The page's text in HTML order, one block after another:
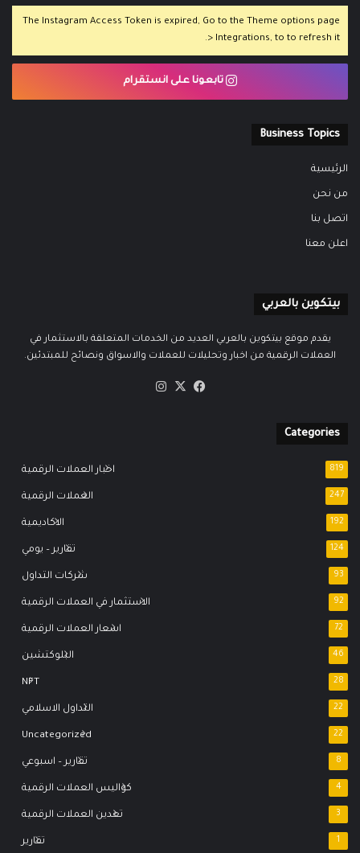
The Instagram Access Token is expired, Go to the Theme options page
> Integrations, to to refresh it.
تابعونا على انستقرام
Business Topics
الرئيسية
من نحن
اتصل بنا
اعلن معنا
بيتكوين بالعربي
يقدم موقع بيتكوين بالعربي العديد من الخدمات المتعلقة بالاستثمار في
العملات الرقمية من اخبار وتحليلات للعملات والاسواق ونصائح للمبتدئين.
فيسبوك
‫X
Categories
اخبار العملات الرقمية 819
العملات الرقمية 247
الاكاديمية 192
تقارير – يومي 124
شركات التداول 93
الاستثمار في العملات الرقمية 92
اسعار العملات الرقمية 72
البلوكتشين 46
NFT 28
التداول الاسلامي 22
Uncategorized 22
تقارير – اسبوعي 8
كواليس العملات الرقمية 4
تعدين العملات الرقمية 3
تقارير 1